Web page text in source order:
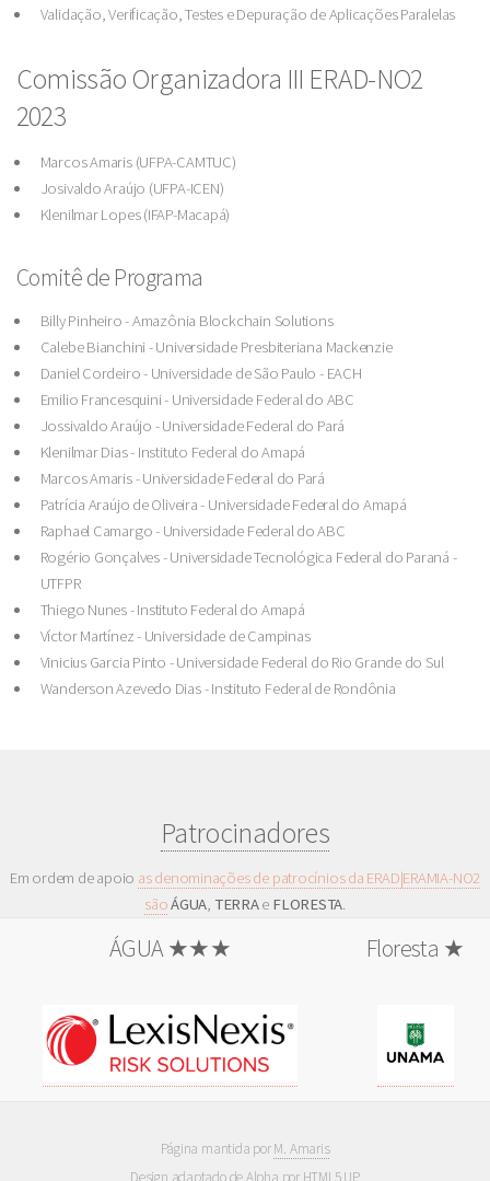
Validação, Verificação, Testes e Depuração de Aplicações Paralelas
Comissão Organizadora III ERAD-NO2
2023
Marcos Amaris (UFPA-CAMTUC)
Josivaldo Araújo (UFPA-ICEN)
Klenilmar Lopes (IFAP-Macapá)
Comitê de Programa
Billy Pinheiro - Amazônia Blockchain Solutions
Calebe Bianchini - Universidade Presbiteriana Mackenzie
Daniel Cordeiro - Universidade de São Paulo - EACH
Emilio Francesquini - Universidade Federal do ABC
Jossivaldo Araújo - Universidade Federal do Pará
Klenilmar Dias - Instituto Federal do Amapá
Marcos Amaris - Universidade Federal do Pará
Patrícia Araújo de Oliveira - Universidade Federal do Amapá
Raphael Camargo - Universidade Federal do ABC
Rogério Gonçalves - Universidade Tecnológica Federal do Paraná -
UTFPR
Thiego Nunes - Instituto Federal do Amapá
Víctor Martínez - Universidade de Campinas
Vinicius Garcia Pinto - Universidade Federal do Rio Grande do Sul
Wanderson Azevedo Dias - Instituto Federal de Rondônia
Patrocinadores
Em ordem de apoio as denominações de patrocínios da ERAD|ERAMIA-NO2
sãoÁGUA, TERRAe FLORESTA.
ÁGUA ★★★ Floresta ★
Página mantida porM. Amaris
Design adaptado deAlpha por HTML5 UP